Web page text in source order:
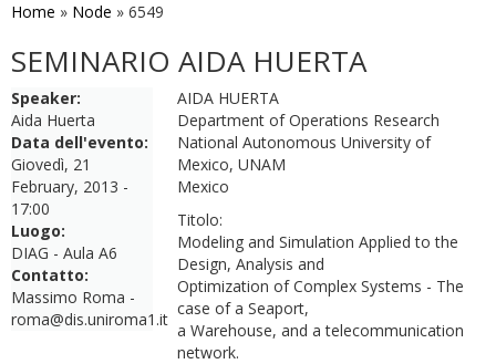
contenuto
Home » Node » 6549
SEMINARIO AIDA HUERTA
Speaker:
Aida Huerta
Data dell'evento:
Giovedì, 21
February, 2013 -
17:00
Luogo:
DIAG - Aula A6
Contatto:
Massimo Roma -
roma@dis.uniroma1.it
AIDA HUERTA
Department of Operations Research
National Autonomous University of
Mexico, UNAM
Mexico
Titolo:
Modeling and Simulation Applied to the
Design, Analysis and
Optimization of Complex Systems - The
case of a Seaport,
a Warehouse, and a telecommunication
network.